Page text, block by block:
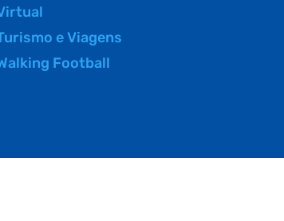
e Viagens
Football